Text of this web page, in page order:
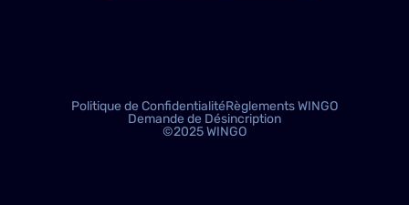
Politique de ConfidentialitéRèglements WINGO
Demande de Désincription
©2025 WINGO